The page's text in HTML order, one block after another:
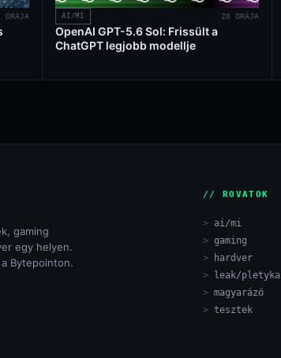
ÓRÁJA AI/MI 20 ÓRÁJA
OpenAI GPT-5.6 Sol: Frissült a
ChatGPT legjobb modellje
gaming
egy helyen.
Bytepointon.
// ROVATOK
ai/mi
gaming
hardver
leak/pletyka
magyarázó
tesztek